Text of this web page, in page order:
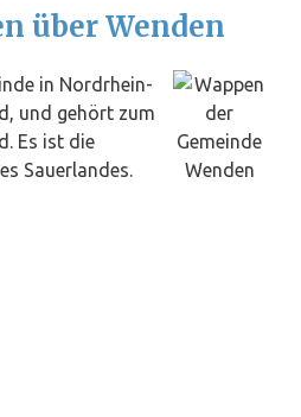
über Wenden
in Nordrhein-
, und gehört zum
Es ist die
Sauerlandes.